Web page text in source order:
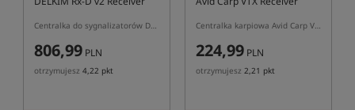
Centralka do sygnalizatorów Delkim
806,99 PLN
otrzymujesz 4,22 pkt
Centralka karpiowa Avid Carp VTX do sygnalizatorów brań
224,99 PLN
otrzymujesz 2,21 pkt